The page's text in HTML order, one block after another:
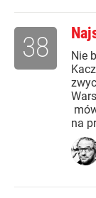
Nie
na
38